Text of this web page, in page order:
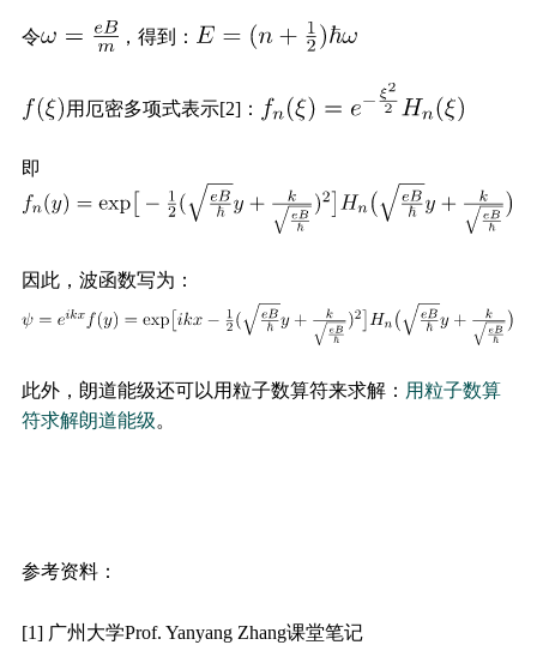
令 ，得到：
用厄密多项式表示[2]：
即
因此，波函数写为：
此外，朗道能级还可以用粒子数算符来求解： 用粒子数算
符求解朗道能级。
参考资料：
[1] 广州大学Prof. Yanyang Zhang课堂笔记